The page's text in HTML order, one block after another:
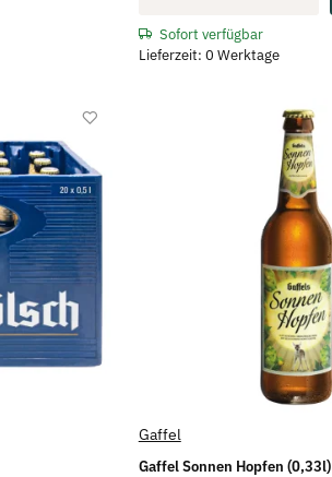
Sofort verfügbar
Lieferzeit: 0 Werktage
Gaffel
Gaffel Sonnen Hopfen (0,33l)